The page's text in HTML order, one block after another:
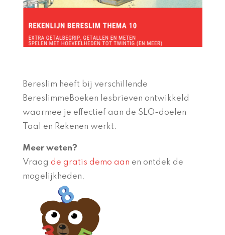
Bereslim heeft bij verschillende
BereslimmeBoeken lesbrieven ontwikkeld
waarmee je effectief aan de SLO-doelen
Taal en Rekenen werkt.
Meer weten?
Vraag de gratis demo aan en ontdek de
mogelijkheden.